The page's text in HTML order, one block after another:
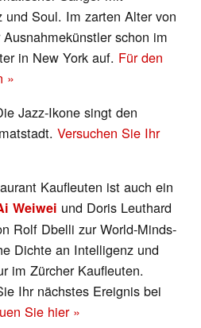
und Soul. Im zarten Alter von
schon im
in New York auf. Für den
»
Jazz-Ikone singt den
Versuchen Sie Ihr
Kaufleuten ist auch ein
Weiwei und Doris Leuthard
Rolf Dbelli zur World-Minds-
Dichte an Intelligenz und
im Zürcher Kaufleuten.
Ihr nächstes Ereignis bei
Sie hier »